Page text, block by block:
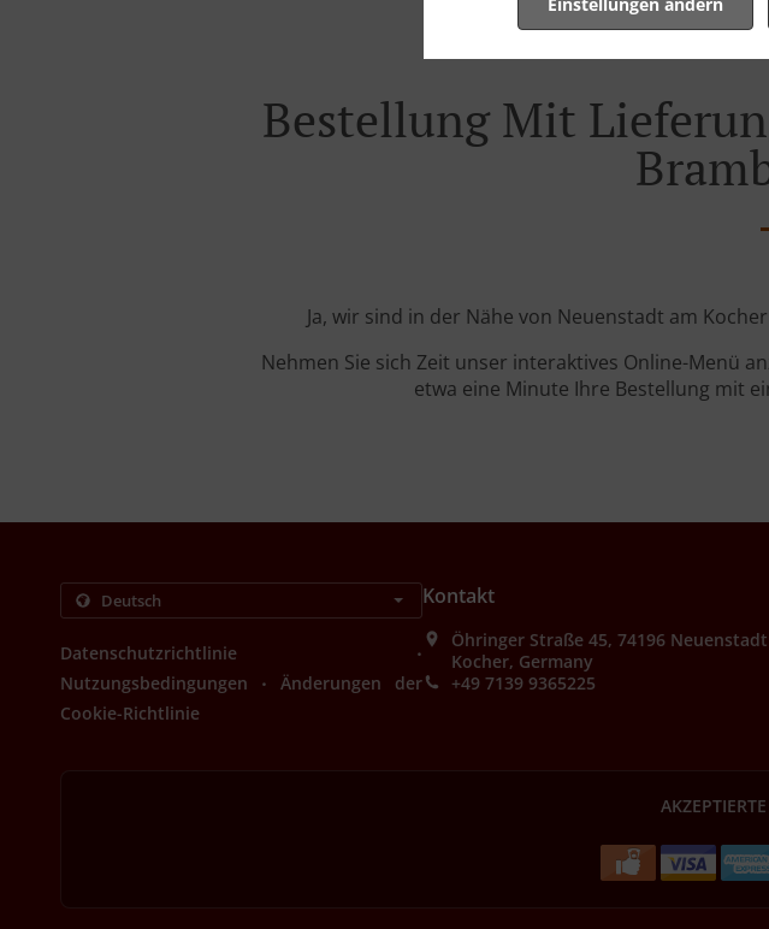
Bestellung Mit
Ja, wir sind in der Nähe von Neuenstadt am
Nehmen Sie sich Zeit unser interaktives Online-Menü
etwa eine Minute Ihre Bestellung mit
Datenschutzrichtlinie .
Nutzungsbedingungen .
Änderungen der
Cookie-Richtlinie
Kontakt
Öhringer Straße 45, 74196
Kocher, Germany
+49 7139 9365225